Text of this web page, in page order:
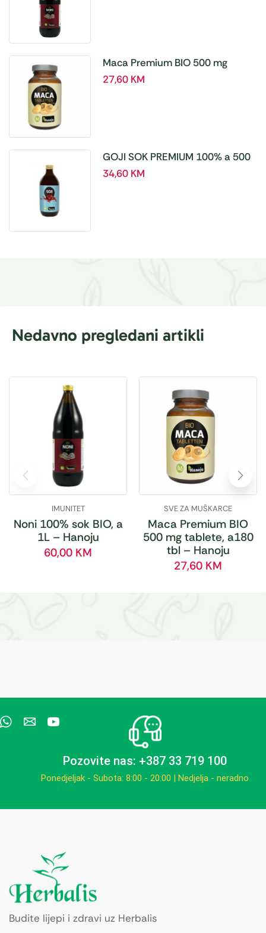
Maca Premium BIO 500 mg
tablete, a180 tbl – Hanoju
27,60 KM
GOJI SOK PREMIUM 100% a 500
ml
34,60 KM
Nedavno pregledani artikli
IMUNITET
Noni 100% sok BIO, a
1L – Hanoju
60,00 KM
SVE ZA MUŠKARCE
Maca Premium BIO
500 mg tablete, a180
tbl – Hanoju
27,60 KM
Pozovite nas: +387 33 719 100
Ponedjeljak - Subota: 8:00 - 20:00 | Nedjelja - neradno
Budite lijepi i zdravi uz Herbalis